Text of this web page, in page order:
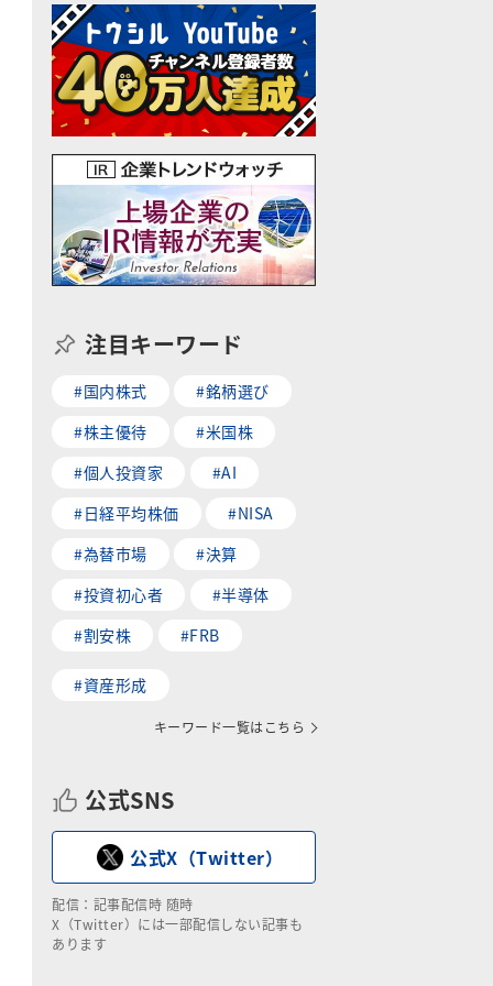
注目キーワード
#国内株式
#銘柄選び
#株主優待
#米国株
#個人投資家
#AI
#日経平均株価
#NISA
#為替市場
#決算
#投資初心者
#半導体
#割安株
#FRB
#資産形成
キーワード一覧はこちら
公式SNS
公式X（Twitter）
配信：記事配信時 随時
X（Twitter）には一部配信しない記事も
あります